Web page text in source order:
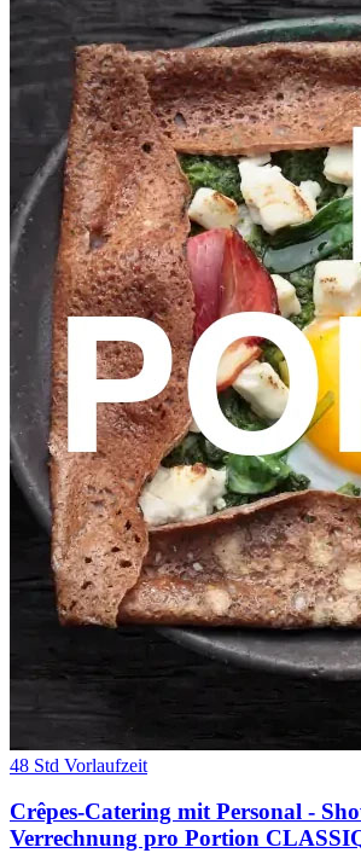
48 Std Vorlaufzeit
Crêpes-Catering mit Personal -
Verrechnung pro Portion